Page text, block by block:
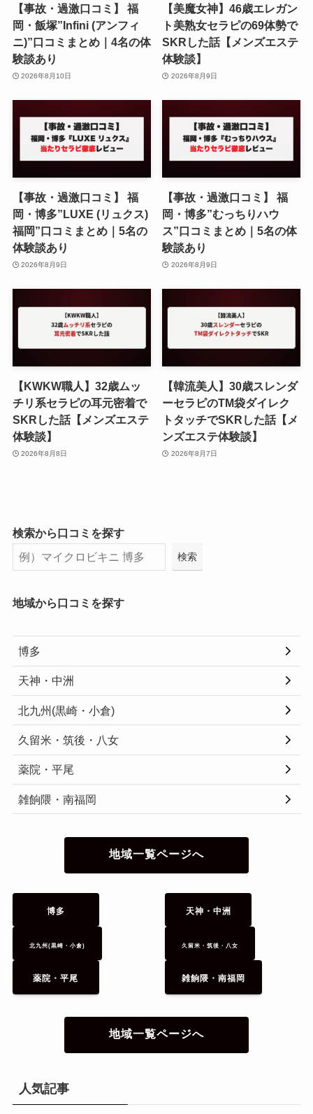
【事故・過激口コミ】 福
岡・飯塚”Infini (アンフィ
ニ)”口コミまとめ｜4名の体
験談あり
2026年8月10日
【美魔女神】46歳エレガン
ト美熟女セラピの69体勢で
SKRした話【メンズエステ
体験談】
2026年8月9日
【事故・過激口コミ】 福
岡・博多”LUXE (リュクス)
福岡”口コミまとめ｜5名の
体験談あり
2026年8月9日
【事故・過激口コミ】 福
岡・博多”むっちりハウ
ス”口コミまとめ｜5名の体
験談あり
2026年8月9日
【KWKW職人】32歳ムッ
チリ系セラピの耳元密着で
SKRした話【メンズエステ
体験談】
2026年8月8日
【韓流美人】30歳スレンダ
ーセラピのTM袋ダイレク
トタッチでSKRした話【メ
ンズエステ体験談】
2026年8月7日
検索から口コミを探す
検索
地域から口コミを探す
博多
天神・中洲
北九州(黒崎・小倉)
久留米・筑後・八女
薬院・平尾
雑餉隈・南福岡
地域一覧ページへ
博多 天神・中洲
北九州(黒崎・小倉) 久留米・筑後・八女
薬院・平尾 雑餉隈・南福岡
地域一覧ページへ
人気記事